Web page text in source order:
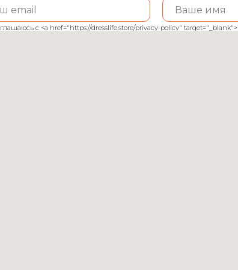
с <a href="https://dresslife.store/privacy-policy"